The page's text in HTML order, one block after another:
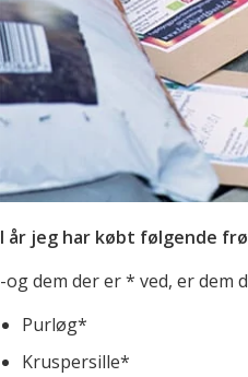
I år jeg har købt følgende
-og dem der er * ved, er dem
Purløg*
Kruspersille*